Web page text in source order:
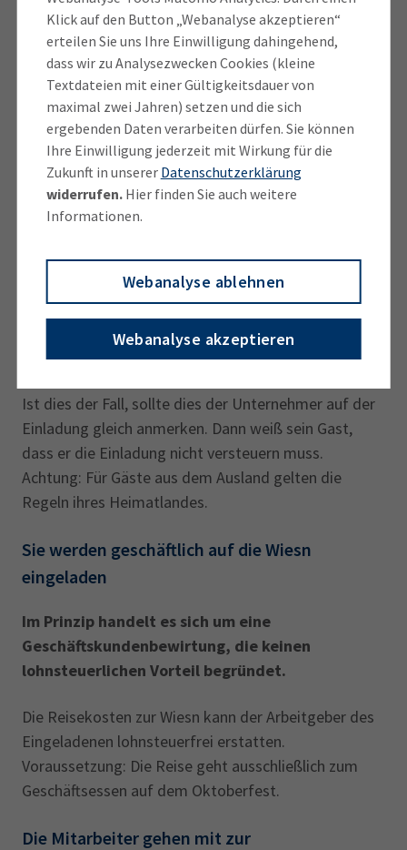
Klick auf den Button „Webanalyse akzeptieren“
erteilen Sie uns Ihre Einwilligung dahingehend,
dass wir zu Analysezwecken Cookies (kleine
Textdateien mit einer Gültigkeitsdauer von
maximal zwei Jahren) setzen und die sich
ergebenden Daten verarbeiten dürfen. Sie können
Ihre Einwilligung jederzeit mit Wirkung für die
Zukunft in unserer Datenschutzerklärung
widerrufen.Hier finden Sie auch weitere
Informationen.
Webanalyse ablehnen
Webanalyse akzeptieren
Gutscheine für die Wiesn verschenkt?
Falls man Bier- und Essengutscheine fürs
Oktoberfest an Kunden verschenkt, welche dann
die Wiesn ohne Sie oder Ihre Mitarbeiter
besuchen, handelt es sich um ein Geschenk. Bei
Nettokosten von mehr als 35 Euro ist kein
Betriebsausgabenabzug mehr möglich. Auch der
Vorsteuerabzug ist ausgeschlossen.
Für die Gäste gilt dann, dass sie mit dem
Wiesnbesuch einen steuerpflichtigen Vorteil erlangen,
den sie versteuern müssen. Dies gilt nicht, wenn der
Einladende die Versteuerung für seine Gäste durch
einePauschalversteuerungnach Paragraph 37b
Ist dies der Fall, sollte dies der Unternehmer auf der
Einladung gleich anmerken. Dann weiß sein Gast,
dass er die Einladung nicht versteuern muss.
Achtung: Für Gäste aus dem Ausland gelten die
Regeln ihres Heimatlandes.
Sie werden geschäftlich auf die Wiesn
eingeladen
Im Prinzip handelt es sich um eine
Geschäftskundenbewirtung, die keinen
lohnsteuerlichen Vorteil begründet.
Die Reisekosten zur Wiesn kann der Arbeitgeber des
Eingeladenen lohnsteuerfrei erstatten.
Voraussetzung: Die Reise geht ausschließlich zum
Geschäftsessen auf dem Oktoberfest.
Die Mitarbeiter gehen mit zur